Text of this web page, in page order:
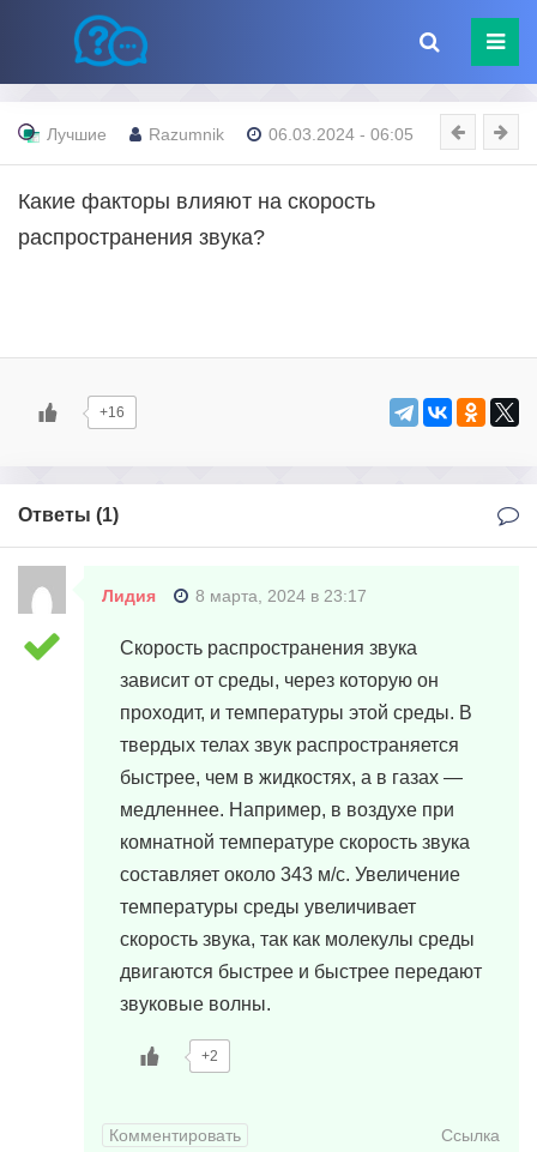
Лучшие Razumnik 06.03.2024 - 06:05
Какие факторы влияют на скорость
распространения звука?
+16
Ответы (1)
Лидия 8 марта, 2024 в 23:17
Скорость распространения звука
зависит от среды, через которую он
проходит, и температуры этой среды. В
твердых телах звук распространяется
быстрее, чем в жидкостях, а в газах —
медленнее. Например, в воздухе при
комнатной температуре скорость звука
составляет около 343 м/с. Увеличение
температуры среды увеличивает
скорость звука, так как молекулы среды
двигаются быстрее и быстрее передают
звуковые волны.
+2
Комментировать Ссылка